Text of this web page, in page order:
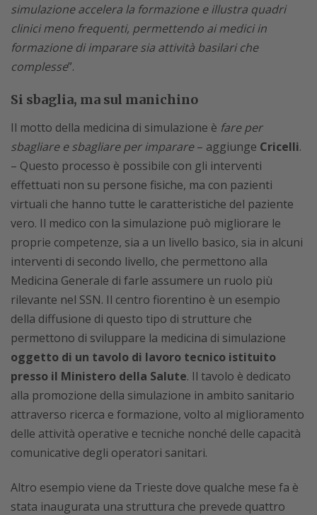
simulazione accelera la formazione e illustra quadri
clinici meno frequenti, permettendo ai medici in
formazione di imparare sia attività basilari che
complesse”.
Si sbaglia, ma sul manichino
Il motto della medicina di simulazione è fare per
sbagliare e sbagliare per imparare– aggiunge Cricelli.
– Questo processo è possibile con gli interventi
effettuati non su persone fisiche, ma con pazienti
virtuali che hanno tutte le caratteristiche del paziente
vero. Il medico con la simulazione può migliorare le
proprie competenze, sia a un livello basico, sia in alcuni
interventi di secondo livello, che permettono alla
Medicina Generale di farle assumere un ruolo più
rilevante nel SSN. Il centro fiorentino è un esempio
della diffusione di questo tipo di strutture che
permettono di sviluppare la medicina di simulazione
oggetto di un tavolo di lavoro tecnico istituito
presso il Ministero della Salute. Il tavolo è dedicato
alla promozione della simulazione in ambito sanitario
attraverso ricerca e formazione, volto al miglioramento
delle attività operative e tecniche nonché delle capacità
comunicative degli operatori sanitari.
Altro esempio viene da Trieste dove qualche mese fa è
stata inaugurata una struttura che prevede quattro